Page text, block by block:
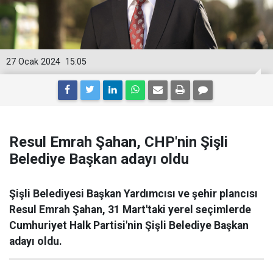
15:05
27 Ocak 2024
Resul Emrah Şahan, CHP'nin Şişli
Belediye Başkan adayı oldu
Şişli Belediyesi Başkan Yardımcısı ve şehir plancısı
Resul Emrah Şahan, 31 Mart'taki yerel seçimlerde
Cumhuriyet Halk Partisi'nin Şişli Belediye Başkan
adayı oldu.